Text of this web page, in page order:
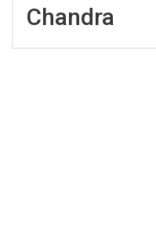
Chandra